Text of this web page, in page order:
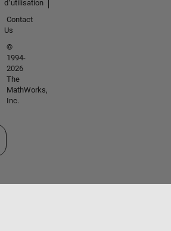
d՚utilisation
Contact
Us
©
1994-
2026
The
MathWorks,
Inc.
un site web